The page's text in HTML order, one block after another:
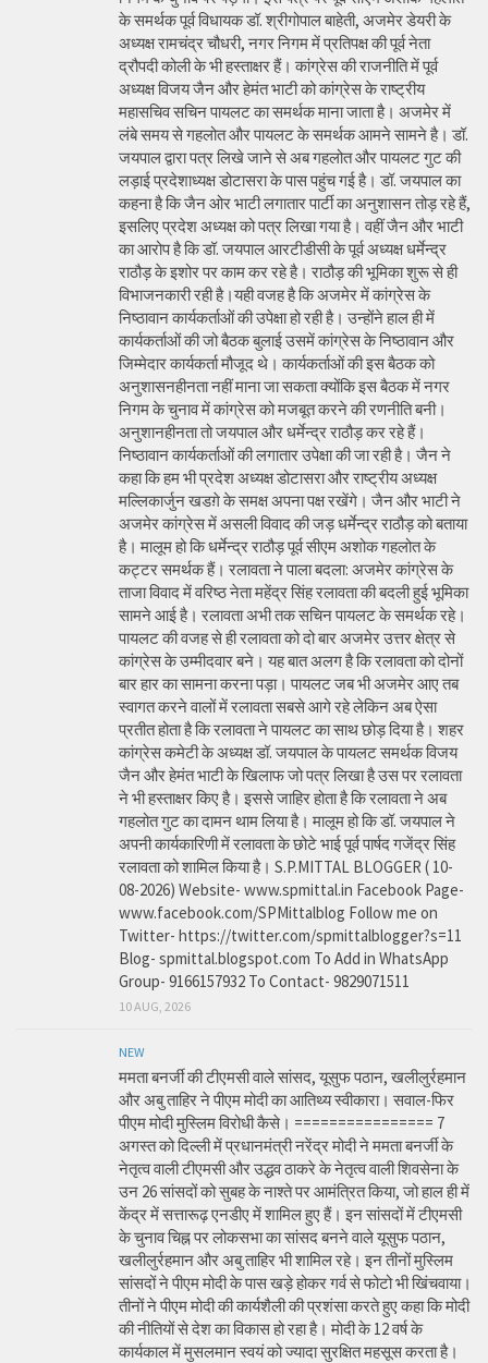
के समर्थक पूर्व विधायक डॉ. श्रीगोपाल बाहेती, अजमेर डेयरी के
अध्यक्ष रामचंद्र चौधरी, नगर निगम में प्रतिपक्ष की पूर्व नेता
द्रौपदी कोली के भी हस्ताक्षर हैं। कांग्रेस की राजनीति में पूर्व
अध्यक्ष विजय जैन और हेमंत भाटी को कांग्रेस के राष्ट्रीय
महासचिव सचिन पायलट का समर्थक माना जाता है। अजमेर में
लंबे समय से गहलोत और पायलट के समर्थक आमने सामने है। डॉ.
जयपाल द्वारा पत्र लिखे जाने से अब गहलोत और पायलट गुट की
लड़ाई प्रदेशाध्यक्ष डोटासरा के पास पहुंच गई है। डॉ. जयपाल का
कहना है कि जैन ओर भाटी लगातार पार्टी का अनुशासन तोड़ रहे हैं,
इसलिए प्रदेश अध्यक्ष को पत्र लिखा गया है। वहीं जैन और भाटी
का आरोप है कि डॉ. जयपाल आरटीडीसी के पूर्व अध्यक्ष धर्मेन्द्र
राठौड़ के इशोर पर काम कर रहे है। राठौड़ की भूमिका शुरू से ही
विभाजनकारी रही है।यही वजह है कि अजमेर में कांग्रेस के
निष्ठावान कार्यकर्ताओं की उपेक्षा हो रही है। उन्होंने हाल ही में
कार्यकर्ताओं की जो बैठक बुलाई उसमें कांग्रेस के निष्ठावान और
जिम्मेदार कार्यकर्ता मौजूद थे। कार्यकर्ताओं की इस बैठक को
अनुशासनहीनता नहीं माना जा सकता क्योंकि इस बैठक में नगर
निगम के चुनाव में कांग्रेस को मजबूत करने की रणनीति बनी।
अनुशानहीनता तो जयपाल और धर्मेन्द्र राठौड़ कर रहे हैं।
निष्ठावान कार्यकर्ताओं की लगातार उपेक्षा की जा रही है। जैन ने
कहा कि हम भी प्रदेश अध्यक्ष डोटासरा और राष्ट्रीय अध्यक्ष
मल्लिकार्जुन खडग़े के समक्ष अपना पक्ष रखेंगे। जैन और भाटी ने
अजमेर कांग्रेस में असली विवाद की जड़ धर्मेन्द्र राठौड़ को बताया
है। मालूम हो कि धर्मेन्द्र राठौड़ पूर्व सीएम अशोक गहलोत के
कट्टर समर्थक हैं। रलावता ने पाला बदला: अजमेर कांग्रेस के
ताजा विवाद में वरिष्ठ नेता महेंद्र सिंह रलावता की बदली हुई भूमिका
सामने आई है। रलावता अभी तक सचिन पायलट के समर्थक रहे।
पायलट की वजह से ही रलावता को दो बार अजमेर उत्तर क्षेत्र से
कांग्रेस के उम्मीदवार बने। यह बात अलग है कि रलावता को दोनों
बार हार का सामना करना पड़ा। पायलट जब भी अजमेर आए तब
स्वागत करने वालों में रलावता सबसे आगे रहे लेकिन अब ऐसा
प्रतीत होता है कि रलावता ने पायलट का साथ छोड़ दिया है। शहर
कांग्रेस कमेटी के अध्यक्ष डॉ. जयपाल के पायलट समर्थक विजय
जैन और हेमंत भाटी के खिलाफ जो पत्र लिखा है उस पर रलावता
ने भी हस्ताक्षर किए है। इससे जाहिर होता है कि रलावता ने अब
गहलोत गुट का दामन थाम लिया है। मालूम हो कि डॉ. जयपाल ने
अपनी कार्यकारिणी में रलावता के छोटे भाई पूर्व पार्षद गजेंद्र सिंह
रलावता को शामिल किया है। S.P.MITTAL BLOGGER ( 10-
08-2026) Website- www.spmittal.in Facebook Page-
www.facebook.com/SPMittalblog Follow me on
Twitter- https://twitter.com/spmittalblogger?s=11
Blog- spmittal.blogspot.com To Add in WhatsApp
Group- 9166157932 To Contact- 9829071511
10 AUG, 2026
NEW
ममता बनर्जी की टीएमसी वाले सांसद, यूसुफ पठान, खलीलुर्रहमान
और अबु ताहिर ने पीएम मोदी का आतिथ्य स्वीकारा। सवाल-फिर
पीएम मोदी मुस्लिम विरोधी कैसे। ================ 7
अगस्त को दिल्ली में प्रधानमंत्री नरेंद्र मोदी ने ममता बनर्जी के
नेतृत्व वाली टीएमसी और उद्धव ठाकरे के नेतृत्व वाली शिवसेना के
उन 26 सांसदों को सुबह के नाश्ते पर आमंत्रित किया, जो हाल ही में
केंद्र में सत्तारूढ़ एनडीए में शामिल हुए हैं। इन सांसदों में टीएमसी
के चुनाव चिह्न पर लोकसभा का सांसद बनने वाले यूसुफ पठान,
खलीलुर्रहमान और अबु ताहिर भी शामिल रहे। इन तीनों मुस्लिम
सांसदों ने पीएम मोदी के पास खड़े होकर गर्व से फोटो भी खिंचवाया।
तीनों ने पीएम मोदी की कार्यशैली की प्रशंसा करते हुए कहा कि मोदी
की नीतियों से देश का विकास हो रहा है। मोदी के 12 वर्ष के
कार्यकाल में मुसलमान स्वयं को ज्यादा सुरक्षित महसूस करता है।